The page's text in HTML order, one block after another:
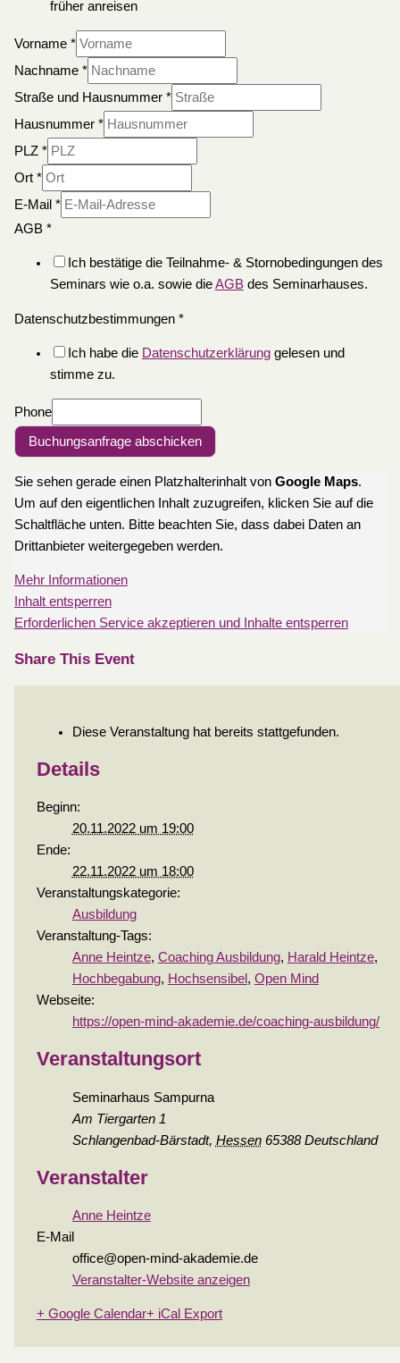
früher anreisen
Vorname *
Nachname *
Straße und Hausnummer *
Hausnummer *
PLZ *
Ort *
E-Mail *
AGB *
Ich bestätige die Teilnahme- & Stornobedingungen des
Seminars wie o.a. sowie dieAGBdes Seminarhauses.
Datenschutzbestimmungen *
Ich habe die Datenschutzerklärunggelesen und
stimme zu.
Phone
Buchungsanfrage abschicken
Sie sehen gerade einen Platzhalterinhalt von Google Maps.
Um auf den eigentlichen Inhalt zuzugreifen, klicken Sie auf die
Schaltfläche unten. Bitte beachten Sie, dass dabei Daten an
Drittanbieter weitergegeben werden.
Mehr Informationen
Inhalt entsperren
Erforderlichen Service akzeptieren und Inhalte entsperren
Share This Event
Diese Veranstaltung hat bereits stattgefunden.
Details
Beginn:
20.11.2022 um 19:00
Ende:
22.11.2022 um 18:00
Veranstaltungskategorie:
Ausbildung
Veranstaltung-Tags:
Anne Heintze, Coaching Ausbildung, Harald Heintze,
Hochbegabung, Hochsensibel , Open Mind
Webseite:
https://open-mind-akademie.de/coaching-ausbildung/
Veranstaltungsort
Seminarhaus Sampurna
Am Tiergarten 1
Schlangenbad-Bärstadt, Hessen 65388 Deutschland
Veranstalter
Anne Heintze
E-Mail
office@open-mind-akademie.de
Veranstalter-Website anzeigen
+ Google Calendar+ iCal Export